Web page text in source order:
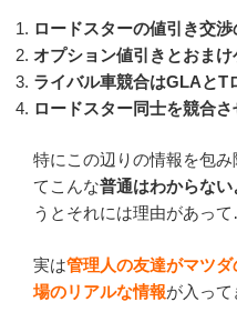
ロードスターの値引き交
オプション値引きとおま
ライバル車競合はGLAとT
ロードスター同士を競合さ
特にこの辺りの情報を包
てこんな普通はわからない
うとそれには理由があっ
実は管理人の友達がマツ
場のリアルな情報が入って